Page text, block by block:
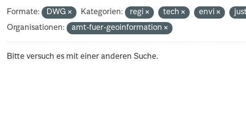
Formate: DWG Kategorien: regi tech envi
Organisationen:
amt-fuer-geoinformation
Bitte versuch es mit einer anderen Suche.